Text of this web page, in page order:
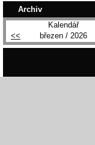
Archiv
Kalendář
<<
březen / 2026